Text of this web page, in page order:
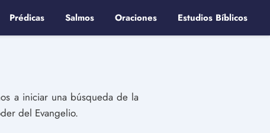
Prédicas Salmos Oraciones Estudios Bíblicos
a iniciar una búsqueda de la
del Evangelio.